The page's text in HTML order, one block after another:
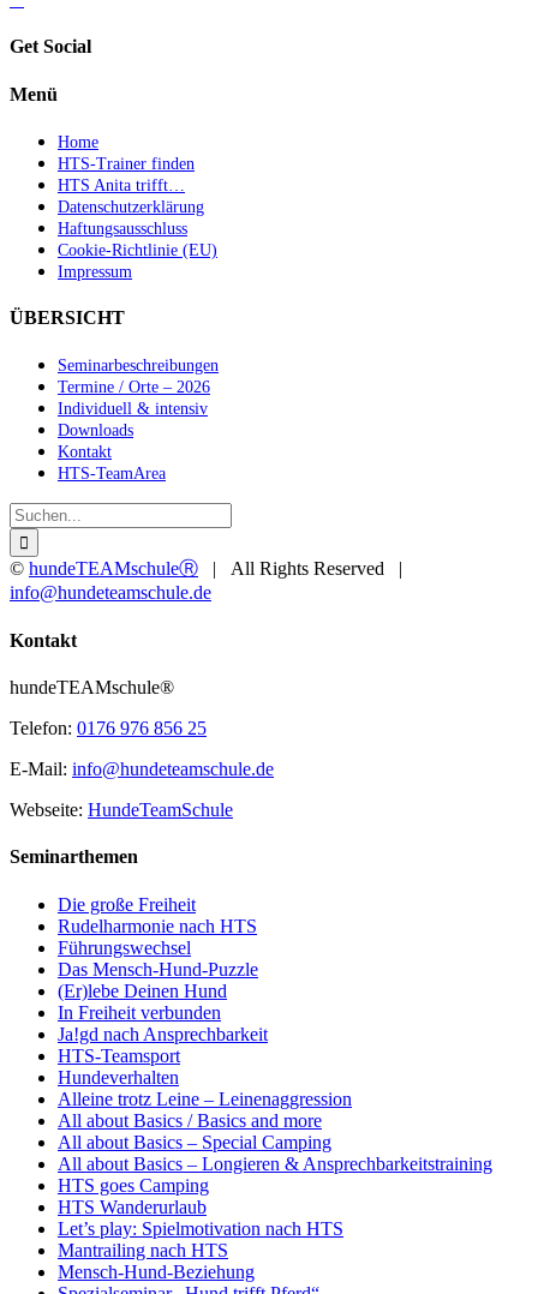
Get Social
Menü
Home
HTS-Trainer finden
HTS Anita trifft…
Datenschutzerklärung
Haftungsausschluss
Cookie-Richtlinie (EU)
Impressum
ÜBERSICHT
Seminarbeschreibungen
Termine / Orte – 2026
Individuell & intensiv
Downloads
Kontakt
HTS-TeamArea
Suche
nach:
© hundeTEAMschuleⓇ | All Rights Reserved |
info@hundeteamschule.de
Toggle
Bar
Kontakt
hundeTEAMschule®
Telefon: 0176 976 856 25
E-Mail: info@hundeteamschule.de
Webseite: HundeTeamSchule
Seminarthemen
Die große Freiheit
Rudelharmonie nach HTS
Führungswechsel
Das Mensch-Hund-Puzzle
(Er)lebe Deinen Hund
In Freiheit verbunden
Ja!gd nach Ansprechbarkeit
HTS-Teamsport
Hundeverhalten
Alleine trotz Leine – Leinenaggression
All about Basics / Basics and more
All about Basics – Special Camping
All about Basics – Longieren & Ansprechbarkeitstraining
HTS goes Camping
HTS Wanderurlaub
Let’s play: Spielmotivation nach HTS
Mantrailing nach HTS
Mensch-Hund-Beziehung